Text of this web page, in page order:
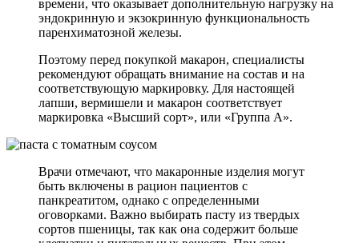
времени, что оказывает дополнительную нагрузку на
эндокринную и экзокринную функциональность
паренхиматозной железы.
Поэтому перед покупкой макарон, специалисты
рекомендуют обращать внимание на состав и на
соответствующую маркировку. Для настоящей
лапши, вермишели и макарон соответствует
маркировка «Высший сорт», или «Группа А».
Врачи отмечают, что макаронные изделия могут
быть включены в рацион пациентов с
панкреатитом, однако с определенными
оговорками. Важно выбирать пасту из твердых
сортов пшеницы, так как она содержит больше